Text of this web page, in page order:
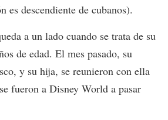
es descendiente de cubanos).
a un lado cuando se trata de su
de edad. El mes pasado, su
y su hija, se reunieron con ella
fueron a Disney World a pasar